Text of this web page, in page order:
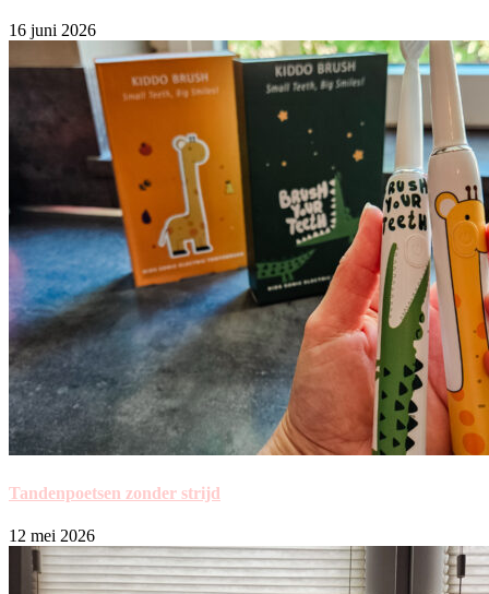
16 juni 2026
Tandenpoetsen zonder strijd
12 mei 2026